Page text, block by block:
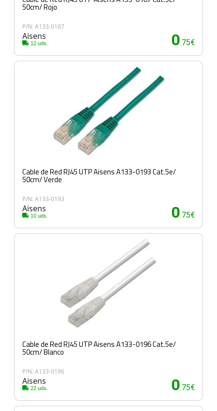
50cm/ Rojo
P/N: A133-0187
Aisens
12 uds. 0.75€
Cable de Red RJ45 UTP Aisens A133-0193 Cat.5e/
50cm/ Verde
P/N: A133-0193
Aisens
10 uds. 0.75€
Cable de Red RJ45 UTP Aisens A133-0196 Cat.5e/
50cm/ Blanco
P/N: A133-0196
Aisens
22 uds. 0.75€